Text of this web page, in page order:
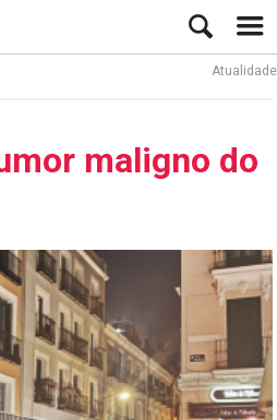
Atualidade
maligno do